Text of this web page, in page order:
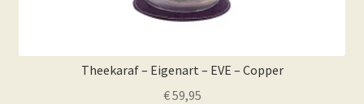
Theekaraf – Eigenart – EVE – Copper
€59,95